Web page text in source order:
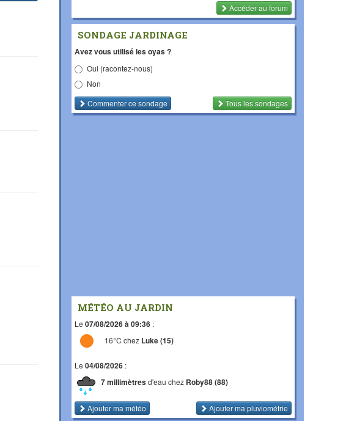
Accéder au forum
SONDAGE JARDINAGE
Avez vous utilisé les oyas ?
Oui (racontez-nous)
Non
Commenterce sondage Tous les sondages
MÉTÉO AU JARDIN
Le 07/08/2026 à 09:36 :
16°C chez Luke (15)
Le 04/08/2026 :
7 millimètresd'eau chez Roby88 (88)
Ajouter ma météo Ajouter ma pluviométrie